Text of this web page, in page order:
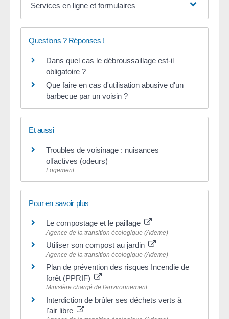
Services en ligne et formulaires
Questions ? Réponses !
Dans quel cas le débroussaillage est-il
obligatoire ?
Que faire en cas d'utilisation abusive d'un
barbecue par un voisin ?
Et aussi
Troubles de voisinage : nuisances
olfactives (odeurs)
Logement
Pour en savoir plus
Le compostage et le paillage
Agence de la transition écologique (Ademe)
Utiliser son compost au jardin
Agence de la transition écologique (Ademe)
Plan de prévention des risques Incendie de
forêt (PPRIF)
Ministère chargé de l'environnement
Interdiction de brûler ses déchets verts à
l'air libre